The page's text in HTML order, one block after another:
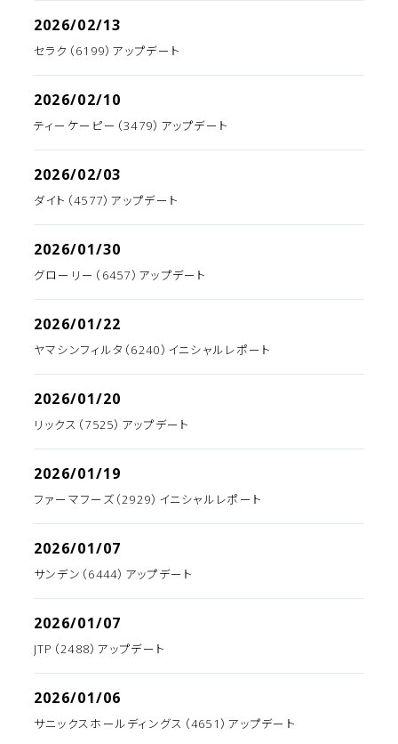
2026/02/13
セラク（6199）アップデート
2026/02/10
ティーケーピー（3479）アップデート
2026/02/03
ダイト（4577）アップデート
2026/01/30
グローリー（6457）アップデート
2026/01/22
ヤマシンフィルタ（6240）イニシャルレポート
2026/01/20
リックス（7525）アップデート
2026/01/19
ファーマフーズ（2929）イニシャルレポート
2026/01/07
サンデン（6444）アップデート
2026/01/07
JTP（2488）アップデート
2026/01/06
サニックスホールディングス（4651）アップデート